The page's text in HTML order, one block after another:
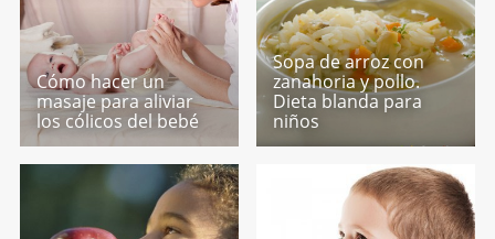
Cómo hacer un
masaje para aliviar
los cólicos del bebé
Sopa de arroz con
zanahoria y pollo.
Dieta blanda para
niños